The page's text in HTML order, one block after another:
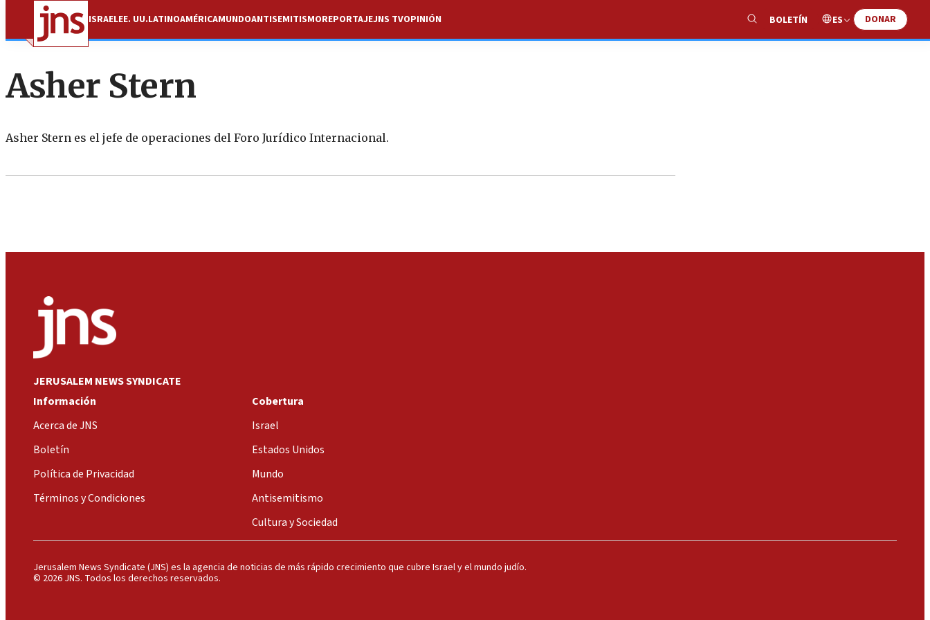
ISRAELEE. UU.LATINOAMÉRICAMUNDOANTISEMITISMOREPORTAJEJNS TVOPINIÓN
ShowBOLETÍN ES DONAR
Asher Stern
Asher Stern es el jefe de operaciones del Foro Jurídico Internacional.
JERUSALEM NEWS SYNDICATE
Información
Acerca de JNS
Boletín
Política de Privacidad
Términos y Condiciones
Cobertura
Israel
Estados Unidos
Mundo
Antisemitismo
Cultura y Sociedad
Jerusalem News Syndicate (JNS) es la agencia de noticias de más rápido crecimiento que cubre Israel y el mundo judío.
© 2026 JNS. Todos los derechos reservados.